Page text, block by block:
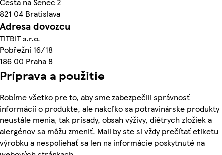
Cesta na Senec 2
821 04 Bratislava
Adresa dovozcu
TITBIT s.r.o.
Pobřežní 16/18
186 00 Praha 8
Príprava a použitie
Robíme všetko pre to, aby sme zabezpečili správnosť
informácií o produkte, ale nakoľko sa potravinárske produkty
neustále menia, tak prísady, obsah výživy, diétnych zložiek a
alergénov sa môžu zmeniť. Mali by ste si vždy prečítať etiketu
výrobku a nespoliehať sa len na informácie poskytnuté na